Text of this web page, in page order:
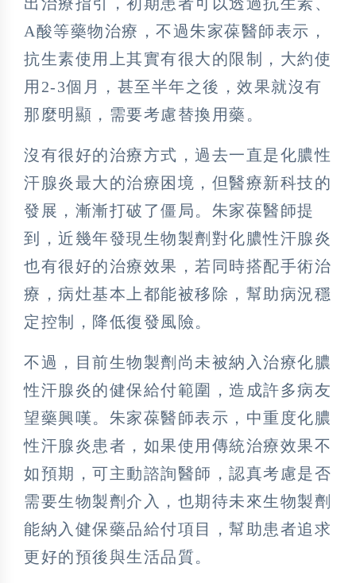
A酸等藥物治療，不過朱家葆醫師表示，
抗生素使用上其實有很大的限制，大約使
用2-3個月，甚至半年之後，效果就沒有
那麼明顯，需要考慮替換用藥。
沒有很好的治療方式，過去一直是化膿性
汗腺炎最大的治療困境，但醫療新科技的
發展，漸漸打破了僵局。朱家葆醫師提
到，近幾年發現生物製劑對化膿性汗腺炎
也有很好的治療效果，若同時搭配手術治
療，病灶基本上都能被移除，幫助病況穩
定控制，降低復發風險。
不過，目前生物製劑尚未被納入治療化膿
性汗腺炎的健保給付範圍，造成許多病友
望藥興嘆。朱家葆醫師表示，中重度化膿
性汗腺炎患者，如果使用傳統治療效果不
如預期，可主動諮詢醫師，認真考慮是否
需要生物製劑介入，也期待未來生物製劑
能納入健保藥品給付項目，幫助患者追求
更好的預後與生活品質。